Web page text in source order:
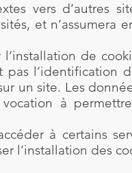
vers d’autres
et n’assumera
de
l’identification
un site. Les
à
à certains
l’installation des